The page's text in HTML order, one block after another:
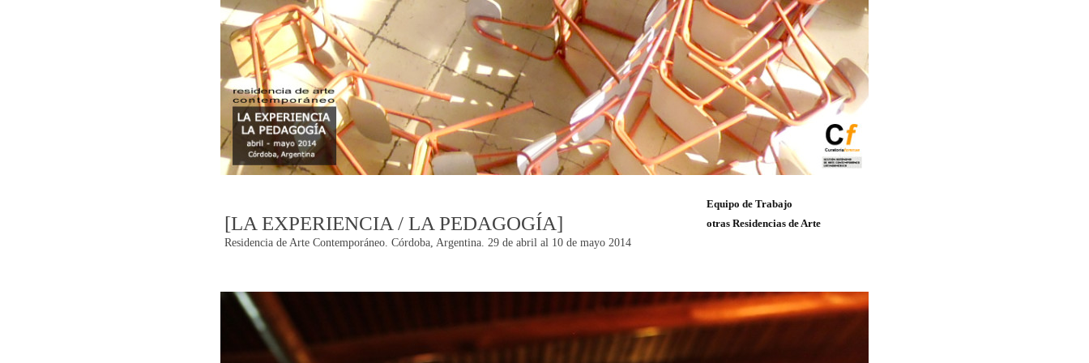
[LA EXPERIENCIA / LA PEDAGOGÍA]
Residencia de Arte Contemporáneo. Córdoba, Argentina. 29 de abril al 10 de mayo 2014
Equipo de Trabajo
otras Residencias de Arte
Post
navigation